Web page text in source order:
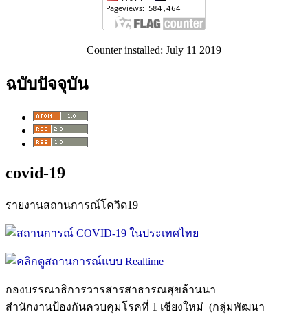
Counter installed: July 11 2019
ฉบับปัจจุบัน
covid-19
รายงานสถานการณ์โควิด19
กองบรรณาธิการวารสารสาธารณสุขล้านนา
สำนักงานป้องกันควบคุมโรคที่ 1 เชียงใหม่ (กลุ่มพัฒนา